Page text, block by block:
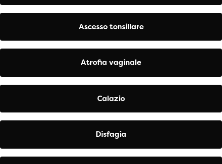
Ascesso tonsillare
Atrofia vaginale
Calazio
Disfagia